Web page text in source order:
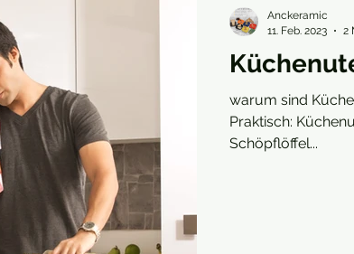
warum sind
Praktisch: Küchenutensilien wie Töpfe, Pfannen, Messer oder
Schöpflöffel...
Anckeramic
11. Feb. 2023
2